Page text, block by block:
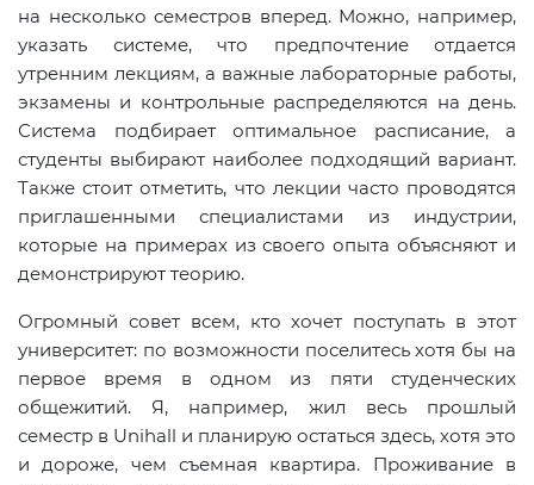
на несколько семестров вперед. Можно, например,
указать системе, что предпочтение отдается
утренним лекциям, а важные лабораторные работы,
экзамены и контрольные распределяются на день.
Система подбирает оптимальное расписание, а
студенты выбирают наиболее подходящий вариант.
Также стоит отметить, что лекции часто проводятся
приглашенными специалистами из индустрии,
которые на примерах из своего опыта объясняют и
демонстрируют теорию.
Огромный совет всем, кто хочет поступать в этот
университет: по возможности поселитесь хотя бы на
первое время в одном из пяти студенческих
общежитий. Я, например, жил весь прошлый
семестр в Unihall и планирую остаться здесь, хотя это
и дороже, чем съемная квартира. Проживание в